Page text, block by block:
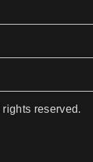
reserved.